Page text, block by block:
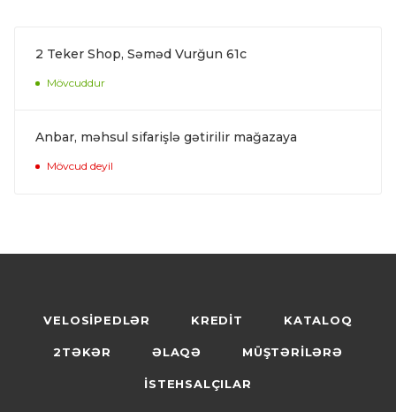
2 Teker Shop, Səməd Vurğun 61c
Mövcuddur
Anbar, məhsul sifarişlə gətirilir mağazaya
Mövcud deyil
VELOSİPEDLƏR KREDİT KATALOQ
2TƏKƏR ƏLAQƏ MÜŞTƏRİLƏRƏ
İSTEHSALÇILAR